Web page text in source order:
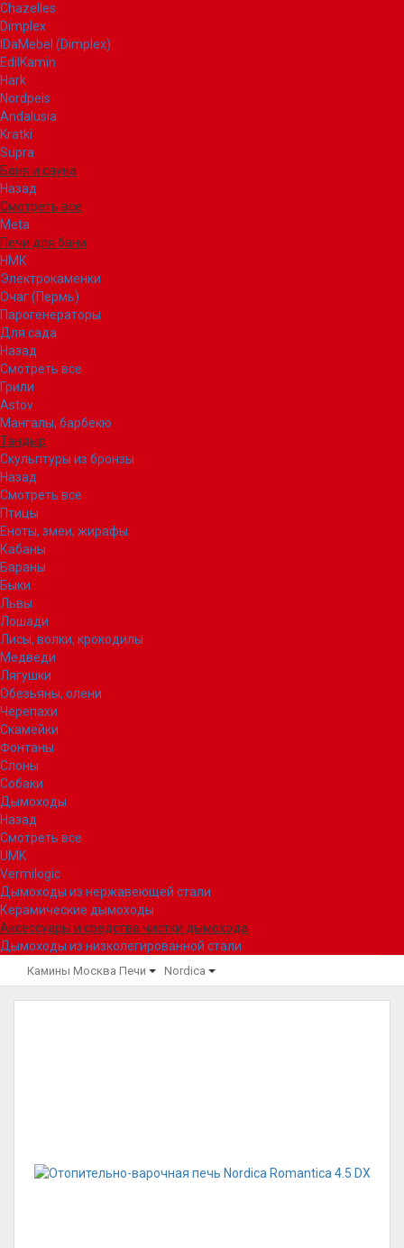
Chazelles
Dimplex
IDaMebel (Dimplex)
EdilKamin
Hark
Nordpeis
Andalusia
Kratki
Supra
Баня и сауна
Назад
Смотреть все
Meta
Печи для бани
НМК
Электрокаменки
Очаг (Пермь)
Парогенераторы
Для сада
Назад
Смотреть все
Грили
Astov
Мангалы, барбекю
Тандыр
Скульптуры из бронзы
Назад
Смотреть все
Птицы
Еноты, змеи, жирафы
Кабаны
Бараны
Быки
Львы
Лошади
Лисы, волки, крокодилы
Медведи
Лягушки
Обезьяны, олени
Черепахи
Скамейки
Фонтаны
Слоны
Собаки
Дымоходы
Назад
Смотреть все
UMK
Vermilogic
Дымоходы из нержавеющей стали
Керамические дымоходы
Аксессуары и средства чистки дымохода
Дымоходы из низколегированной стали
Камины Москва Печи Nordica